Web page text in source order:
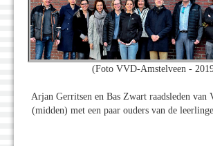
(Foto VVD-Amstelveen -
Arjan Gerritsen en Bas Zwart raadsleden van
(midden) met een paar ouders van de